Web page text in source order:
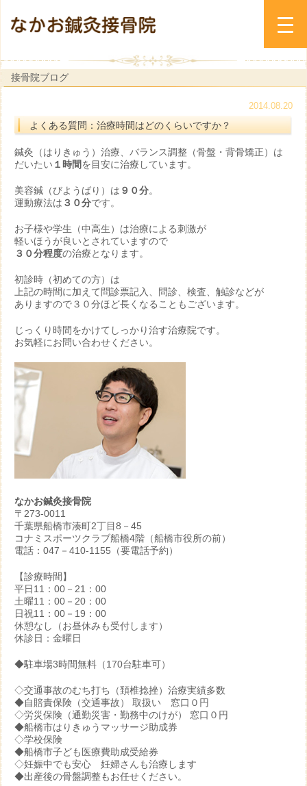
接骨院ブログ
2014.08.20
よくある質問：治療時間はどのくらいですか？
鍼灸（はりきゅう）治療、バランス調整（骨盤・背骨矯正）は
だいたい １時間を目安に治療しています。
美容鍼（びようばり）は ９０分。
運動療法は ３０分です。
お子様や学生（中高生）は治療による刺激が
軽いほうが良いとされていますので
３０分程度の治療となります。
初診時（初めての方）は
上記の時間に加えて問診票記入、問診、検査、触診などが
ありますので３０分ほど長くなることもございます。
じっくり時間をかけてしっかり治す治療院です。
お気軽にお問い合わせください。
なかお鍼灸接骨院
〒273-0011
千葉県船橋市湊町2丁目8－45
コナミスポーツクラブ船橋4階（船橋市役所の前）
電話：047－410-1155（要電話予約）
【診療時間】
平日11：00－21：00
土曜11：00－20：00
日祝11：00－19：00
休憩なし（お昼休みも受付します）
休診日：金曜日
◆駐車場3時間無料（170台駐車可）
◇交通事故のむち打ち（頚椎捻挫）治療実績多数
◆自賠責保険（交通事故） 取扱い 窓口０円
◇労災保険（通勤災害・勤務中のけが） 窓口０円
◆船橋市はりきゅうマッサージ助成券
◇学校保険
◆船橋市子ども医療費助成受給券
◇妊娠中でも安心 妊婦さんも治療します
◆出産後の骨盤調整もお任せください。